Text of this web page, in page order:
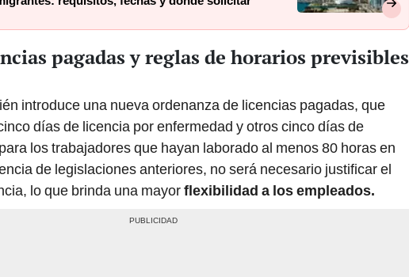
pagadas y reglas de horarios previsibles
introduce una nueva ordenanza de licencias pagadas, que
días de licencia por enfermedad y otros cinco días de
los trabajadores que hayan laborado al menos 80 horas en
de legislaciones anteriores, no será necesario justificar el
lo que brinda una mayorflexibilidad a los empleados.